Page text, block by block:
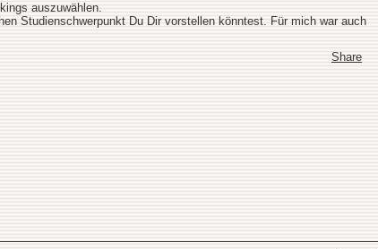
auszuwählen.
Studienschwerpunkt Du Dir vorstellen könntest. Für mich war auch
Share